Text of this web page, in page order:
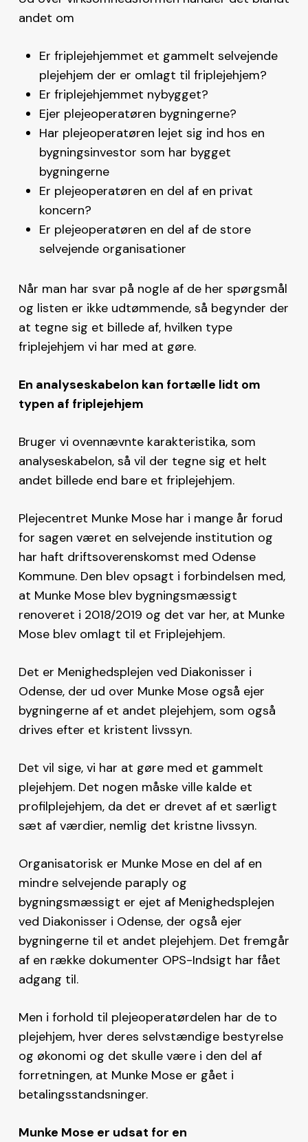
andet om
Er friplejehjemmet et gammelt selvejende
plejehjem der er omlagt til friplejehjem?
Er friplejehjemmet nybygget?
Ejer plejeoperatøren bygningerne?
Har plejeoperatøren lejet sig ind hos en
bygningsinvestor som har bygget
bygningerne
Er plejeoperatøren en del af en privat
koncern?
Er plejeoperatøren en del af de store
selvejende organisationer
Når man har svar på nogle af de her spørgsmål
og listen er ikke udtømmende, så begynder der
at tegne sig et billede af, hvilken type
friplejehjem vi har med at gøre.
En analyseskabelon kan fortælle lidt om
typen af friplejehjem
Bruger vi ovennævnte karakteristika, som
analyseskabelon, så vil der tegne sig et helt
andet billede end bare et friplejehjem.
Plejecentret Munke Mose har i mange år forud
for sagen været en selvejende institution og
har haft driftsoverenskomst med Odense
Kommune. Den blev opsagt i forbindelsen med,
at Munke Mose blev bygningsmæssigt
renoveret i 2018/2019 og det var her, at Munke
Mose blev omlagt til et Friplejehjem.
Det er Menighedsplejen ved Diakonisser i
Odense, der ud over Munke Mose også ejer
bygningerne af et andet plejehjem, som også
drives efter et kristent livssyn.
Det vil sige, vi har at gøre med et gammelt
plejehjem. Det nogen måske ville kalde et
profilplejehjem, da det er drevet af et særligt
sæt af værdier, nemlig det kristne livssyn.
Organisatorisk er Munke Mose en del af en
mindre selvejende paraply og
bygningsmæssigt er ejet af Menighedsplejen
ved Diakonisser i Odense, der også ejer
bygningerne til et andet plejehjem. Det fremgår
af en række dokumenter OPS-Indsigt har fået
adgang til.
Men i forhold til plejeoperatørdelen har de to
plejehjem, hver deres selvstændige bestyrelse
og økonomi og det skulle være i den del af
forretningen, at Munke Mose er gået i
betalingsstandsninger.
Munke Mose er udsat for en